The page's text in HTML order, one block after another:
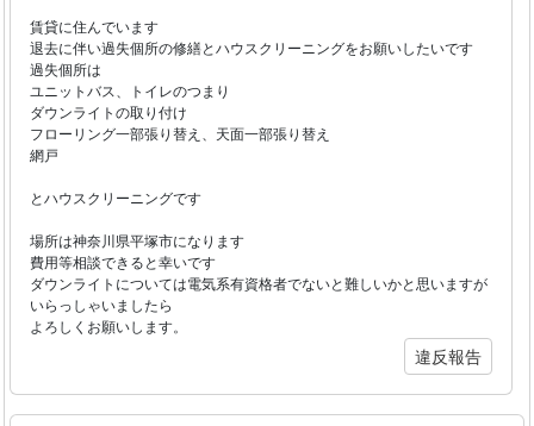
賃貸に住んでいます
退去に伴い過失個所の修繕とハウスクリーニングをお願いしたいです
過失個所は
ユニットバス、トイレのつまり
ダウンライトの取り付け
フローリング一部張り替え、天面一部張り替え
網戸
とハウスクリーニングです
場所は神奈川県平塚市になります
費用等相談できると幸いです
ダウンライトについては電気系有資格者でないと難しいかと思いますが
いらっしゃいましたら
よろしくお願いします。
違反報告